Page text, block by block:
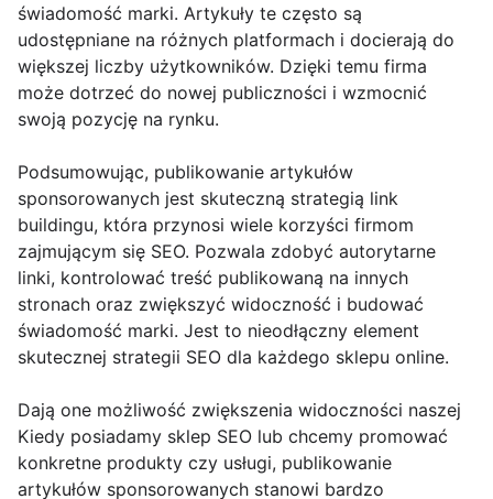
świadomość marki. Artykuły te często są
udostępniane na różnych platformach i docierają do
większej liczby użytkowników. Dzięki temu firma
może dotrzeć do nowej publiczności i wzmocnić
swoją pozycję na rynku.
Podsumowując, publikowanie artykułów
sponsorowanych jest skuteczną strategią link
buildingu, która przynosi wiele korzyści firmom
zajmującym się SEO. Pozwala zdobyć autorytarne
linki, kontrolować treść publikowaną na innych
stronach oraz zwiększyć widoczność i budować
świadomość marki. Jest to nieodłączny element
skutecznej strategii SEO dla każdego sklepu online.
Dają one możliwość zwiększenia widoczności naszej
Kiedy posiadamy sklep SEO lub chcemy promować
konkretne produkty czy usługi, publikowanie
artykułów sponsorowanych stanowi bardzo